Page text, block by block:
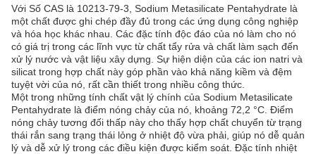
Với Số CAS là 10213-79-3, Sodium Metasilicate Pentahydrate là
một chất được ghi chép đầy đủ trong các ứng dụng công nghiệp
và hóa học khác nhau. Các đặc tính độc đáo của nó làm cho nó
có giá trị trong các lĩnh vực từ chất tẩy rửa và chất làm sạch đến
xử lý nước và vật liệu xây dựng. Sự hiện diện của các ion natri và
silicat trong hợp chất này góp phần vào khả năng kiềm và đệm
tuyệt vời của nó, rất cần thiết trong nhiều công thức.
Một trong những tính chất vật lý chính của Sodium Metasilicate
Pentahydrate là điểm nóng chảy của nó, khoảng 72,2 °C. Điểm
nóng chảy tương đối thấp này cho thấy hợp chất chuyển từ trạng
thái rắn sang trạng thái lỏng ở nhiệt độ vừa phải, giúp nó dễ quản
lý và dễ xử lý trong các điều kiện được kiểm soát. Đặc tính nhiệt